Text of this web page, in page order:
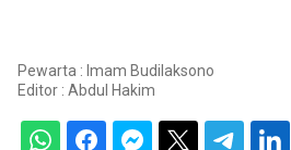
Pewarta : Imam Budilaksono
Editor : Abdul Hakim